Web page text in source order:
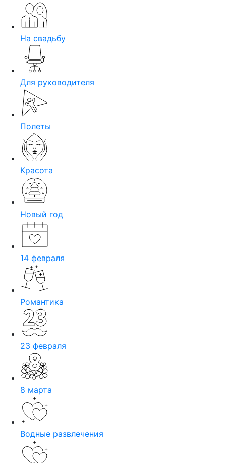
На свадьбу
Для руководителя
Полеты
Красота
Новый год
14 февраля
Романтика
23 февраля
8 марта
Водные развлечения